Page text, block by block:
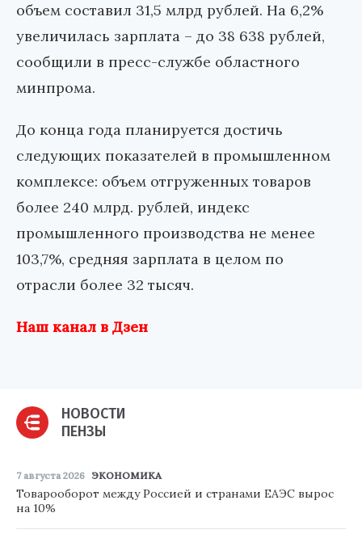
объем составил 31,5 млрд рублей. На 6,2%
увеличилась зарплата – до 38 638 рублей,
сообщили в пресс-службе областного
минпрома.
До конца года планируется достичь
следующих показателей в промышленном
комплексе: объем отгруженных товаров
более 240 млрд. рублей, индекс
промышленного производства не менее
103,7%, средняя зарплата в целом по
отрасли более 32 тысяч.
Наш канал в Дзен
НОВОСТИ
ПЕНЗЫ
7 августа 2026 ЭКОНОМИКА
Товарооборот между Россией и странами ЕАЭС вырос
на 10%